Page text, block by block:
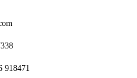
918471